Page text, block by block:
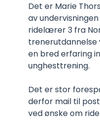
Det er Marie
av
ridelærer 3 fra
trenerutdannelse
en bred erfaring
unghesttrening.
Det er stor
derfor mail til
ved ønske om